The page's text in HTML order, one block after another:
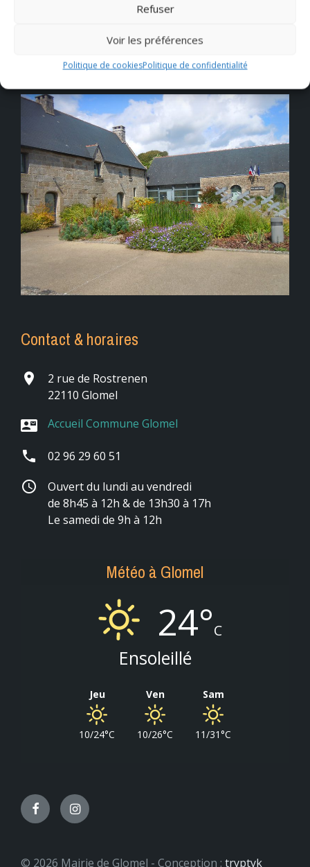
Refuser
Voir les préférences
Politique de cookiesPolitique de confidentialité
Contact & horaires
place
2 rue de Rostrenen
22110 Glomel
contact_mail Accueil Commune Glomel
phone 02 96 29 60 51
schedule
Ouvert du lundi au vendredi
de 8h45 à 12h & de 13h30 à 17h
Le samedi de 9h à 12h
Météo à Glomel
24°C
Ensoleillé
Jeu
10/24°C
Ven
10/26°C
Sam
11/31°C
FacebookInstagram
© 2026 Mairie de Glomel - Conception : tryptyk